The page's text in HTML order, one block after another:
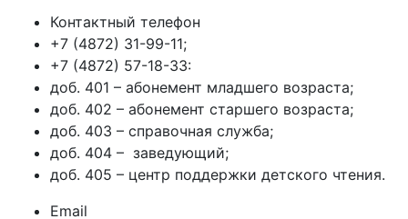
Контактный телефон
+7 (4872) 31-99-11;
+7 (4872) 57-18-33:
доб. 401 – абонемент младшего возраста;
доб. 402 – абонемент старшего возраста;
доб. 403 – справочная служба;
доб. 404 – заведующий;
доб. 405 – центр поддержки детского чтения.
Email